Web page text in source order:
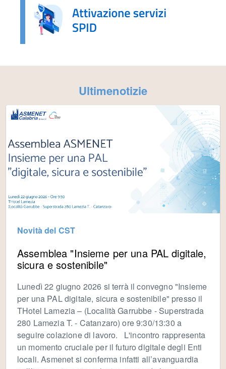
Ultimenotizie
Novità del CST
Assemblea "Insieme per una PAL digitale,
sicura e sostenibile"
Lunedì 22 giugno 2026 si terrà il convegno "Insieme
per una PAL digitale, sicura e sostenibile" presso il
THotel Lamezia – (Località Garrubbe - Superstrada
280 Lamezia T. - Catanzaro) ore 9:30/13:30 a
seguire colazione di lavoro. L'incontro rappresenta
un momento cruciale per il futuro digitale degli Enti
locali. Asmenet si conferma infatti all’avanguardia